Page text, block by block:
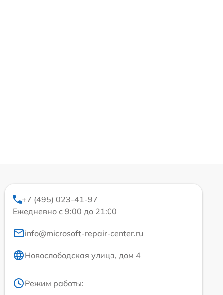
+7 (495) 023-41-97
Ежедневно с 9:00 до 21:00
info@microsoft-repair-center.ru
Новослободская улица, дом 4
Режим работы: